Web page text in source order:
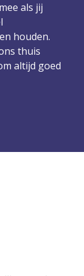
als jij
houden.
thuis
altijd goed